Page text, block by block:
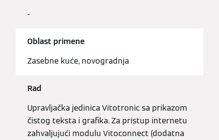
-
Oblast primene
Zasebne kuće, novogradnja
Rad
Upravljačka jedinica Vitotronic sa prikazom
čistog teksta i grafika. Za pristup internetu
zahvaljujući modulu Vitoconnect (dodatna